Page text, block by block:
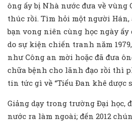
ông ấy bị Nhà nước đưa về vùng
thúc rồi. Tìm hỏi một người
bạn vong niên cùng học ngày
do sự kiện chiến tranh năm
như Công an mời hoặc đã đưa
chữa bệnh cho lãnh đạo rồi thì
tin tức gì về “Tiểu Đan khê dược
Giảng dạy trong trường Đại học,
nước ra làm ngoài; đến 2012